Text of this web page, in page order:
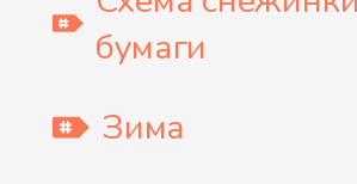
бумаги
Зима